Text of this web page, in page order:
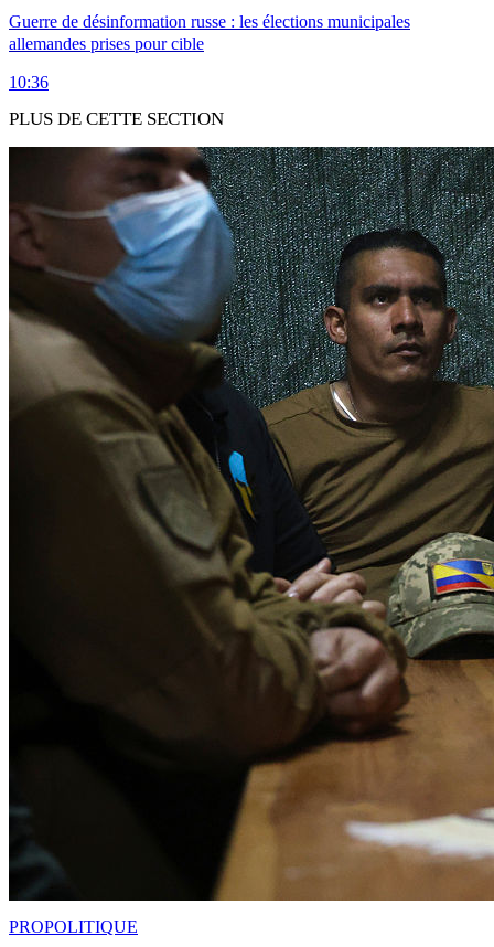
Guerre de désinformation russe : les élections municipales
allemandes prises pour cible
10:36
PLUS DE CETTE SECTION
PROPOLITIQUE